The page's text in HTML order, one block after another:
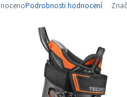
Podrobnosti hodnocení